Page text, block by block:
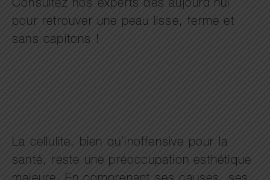
Consultez nos experts dès aujourd’hui
pour retrouver une peau lisse, ferme et
sans capitons !
La cellulite, bien qu’inoffensive pour la
santé, reste une préoccupation esthétique